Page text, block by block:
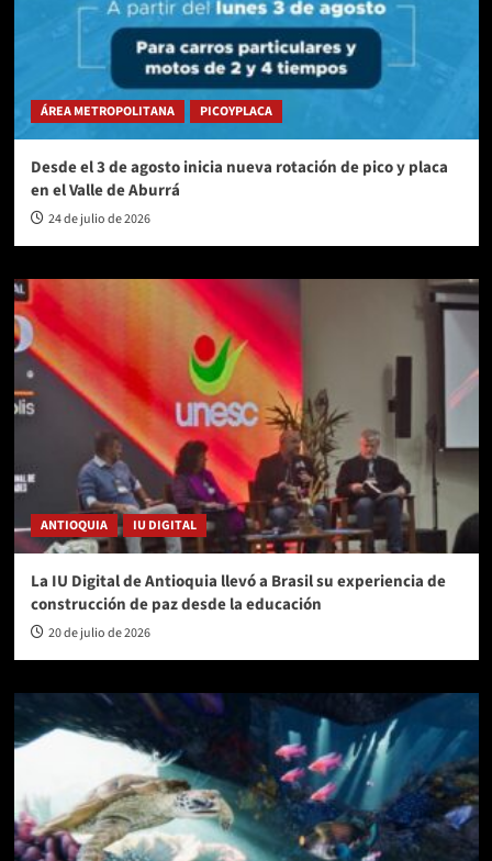
ÁREA METROPOLITANA PICOYPLACA
Desde el 3 de agosto inicia nueva rotación de pico y placa
en el Valle de Aburrá
24 de julio de 2026
ANTIOQUIA IU DIGITAL
La IU Digital de Antioquia llevó a Brasil su experiencia de
construcción de paz desde la educación
20 de julio de 2026